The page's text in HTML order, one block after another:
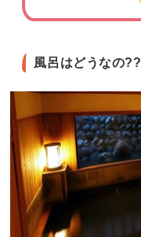
風呂はどうなの??